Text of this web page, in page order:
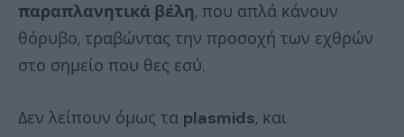
παραπλανητικά βέλη, που απλά κάνουν
θόρυβο, τραβώντας την προσοχή των εχθρών
στο σημείο που θες εσύ.
Δεν λείπουν όμως τα plasmids, και